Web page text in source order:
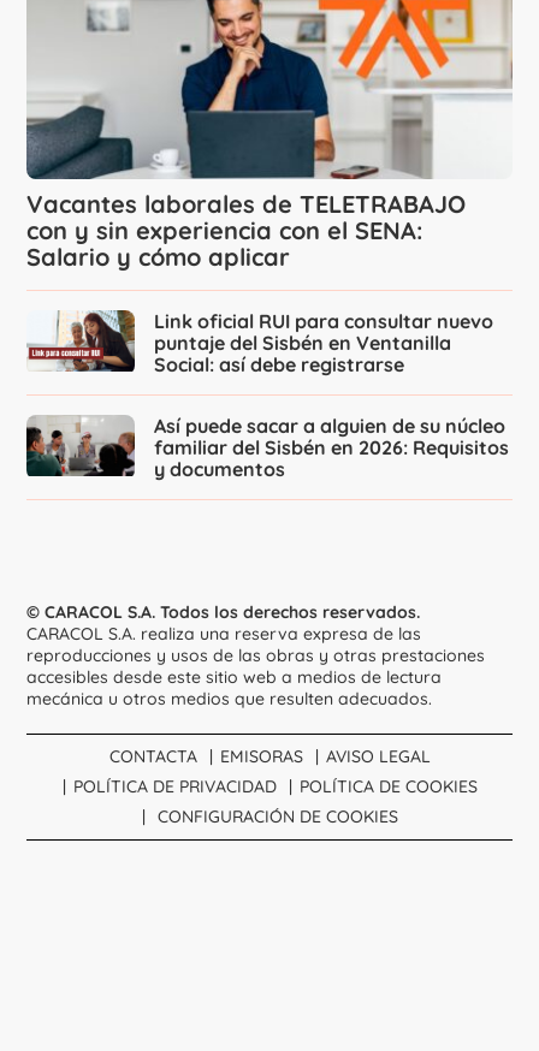
Vacantes laborales de TELETRABAJO
con y sin experiencia con el SENA:
Salario y cómo aplicar
Link oficial RUI para consultar nuevo
puntaje del Sisbén en Ventanilla
Social: así debe registrarse
Así puede sacar a alguien de su núcleo
familiar del Sisbén en 2026: Requisitos
y documentos
© CARACOL S.A. Todos los derechos reservados.
CARACOL S.A. realiza una reserva expresa de las
reproducciones y usos de las obras y otras prestaciones
accesibles desde este sitio web a medios de lectura
mecánica u otros medios que resulten adecuados.
CONTACTA EMISORAS
AVISO LEGAL
POLÍTICA DE PRIVACIDAD
POLÍTICA DE COOKIES
CONFIGURACIÓN DE COOKIES